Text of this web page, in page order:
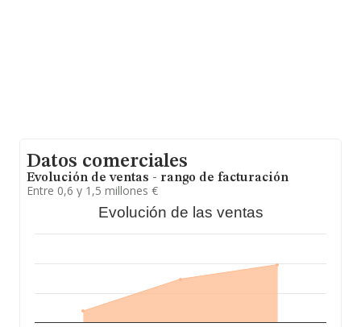
Datos comerciales
Evolución de ventas - rango de facturación
Entre 0,6 y 1,5 millones €
Evolución de las ventas